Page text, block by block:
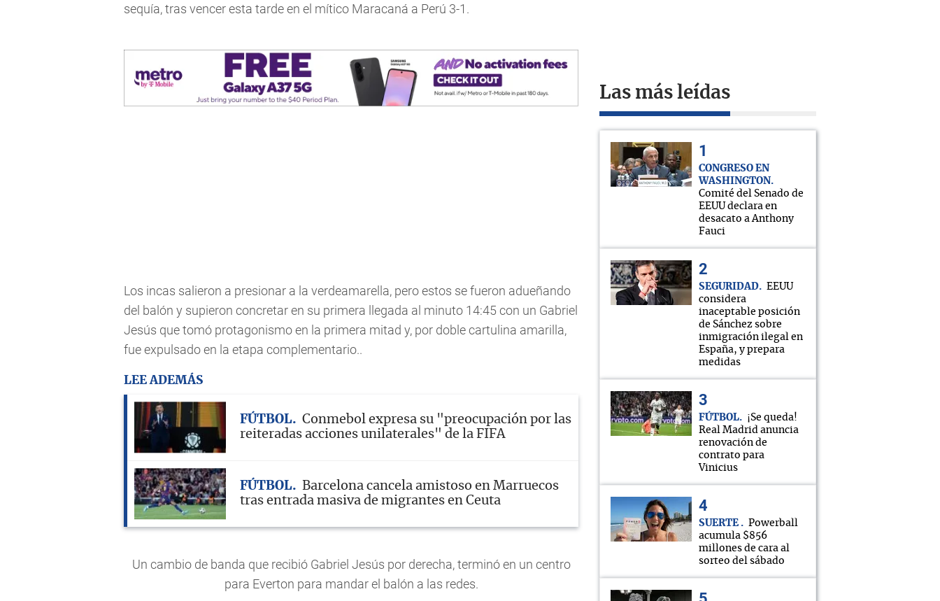
sequía, tras vencer esta tarde en el mítico Maracaná a Perú 3-1.
Los incas salieron a presionar a la verdeamarella, pero estos se fueron adueñando
del balón y supieron concretar en su primera llegada al minuto 14:45 con un Gabriel
Jesús que tomó protagonismo en la primera mitad y, por doble cartulina amarilla,
fue expulsado en la etapa complementario..
LEE ADEMÁS
FÚTBOL
Conmebol expresa su "preocupación por las
reiteradas acciones unilaterales" de la FIFA
FÚTBOL
Barcelona cancela amistoso en Marruecos
tras entrada masiva de migrantes en Ceuta
Un cambio de banda que recibió Gabriel Jesús por derecha, terminó en un centro
para Everton para mandar el balón a las redes.
Las más leídas
CONGRESO EN
WASHINGTON
Comité del Senado de
EEUU declara en
desacato a Anthony
Fauci
SEGURIDAD
EEUU
considera
inaceptable posición
de Sánchez sobre
inmigración ilegal en
España, y prepara
medidas
FÚTBOL
¡Se queda!
Real Madrid anuncia
renovación de
contrato para
Vinicius
SUERTE
Powerball
acumula $856
millones de cara al
sorteo del sábado